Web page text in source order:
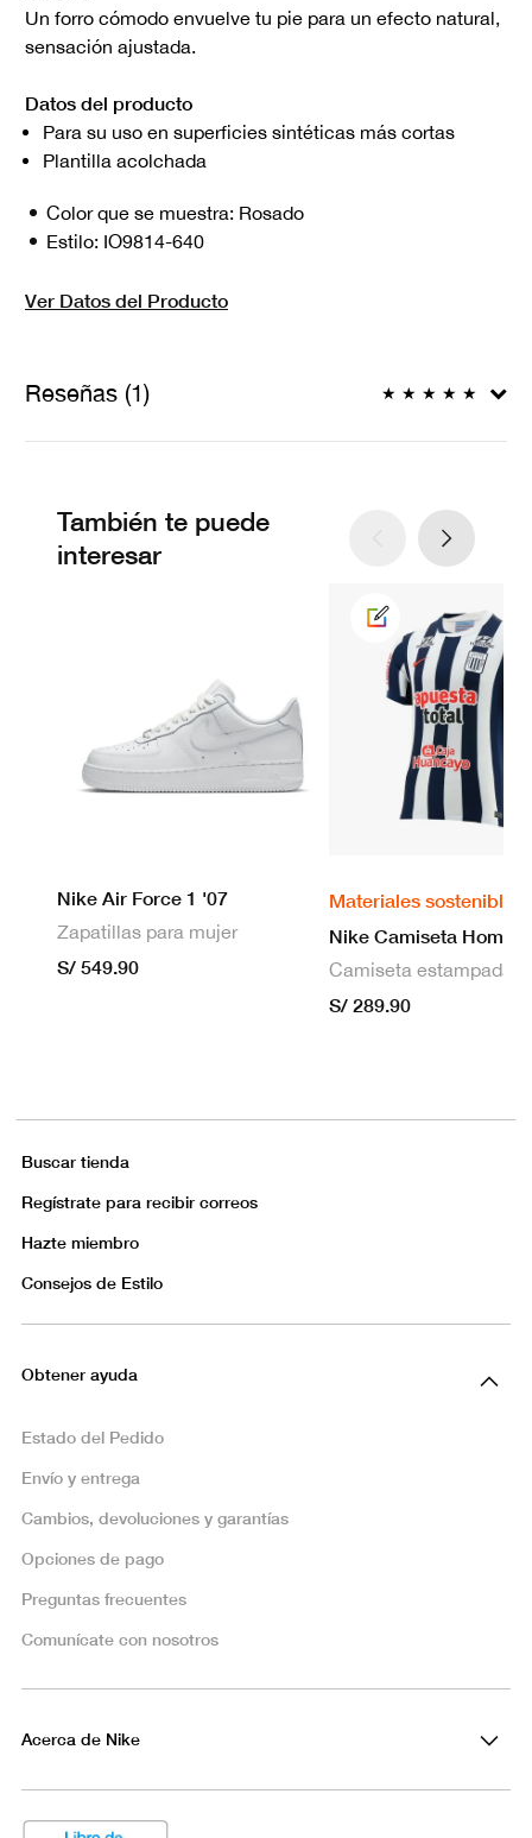
Un forro cómodo envuelve tu pie para un efecto natural,
sensación ajustada.
Datos del producto
Para su uso en superficies sintéticas más cortas
Plantilla acolchada
Color que se muestra: Rosado
Estilo: IO9814-640
Ver Datos del Producto
Reseñas (1) ★ ★ ★ ★ ★
También te puede
interesar
Nike Air Force 1 '07
Zapatillas para mujer
S/ 549.90
Materiales sostenibles
S/ 289.90
Buscar tienda
Regístrate para recibir correos
Hazte miembro
Consejos de Estilo
Obtener ayuda
Estado del Pedido
Envío y entrega
Cambios, devoluciones y garantías
Opciones de pago
Preguntas frecuentes
Comunícate con nosotros
Acerca de Nike